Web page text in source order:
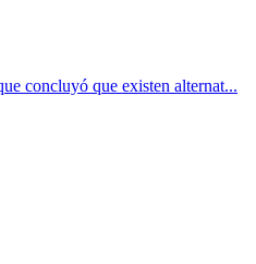
concluyó que existen alternat...